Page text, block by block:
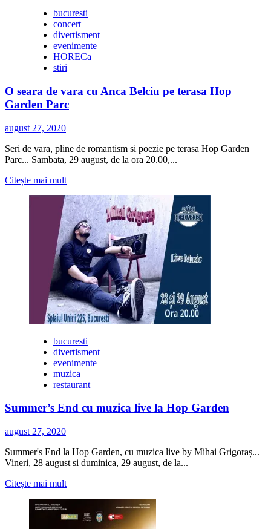
Grigoraș
la
Hop
Garden
Parc
bucuresti
concert
divertisment
evenimente
HORECa
stiri
O seara de vara cu Anca Belciu pe terasa Hop
Garden Parc
august 27, 2020
Seri de vara, pline de romantism si poezie pe terasa Hop Garden
Parc... Sambata, 29 august, de la ora 20.00,...
Citește mai multCitește
multe
despre
O
seara
de
vara
cu
Anca
Belciu
pe
terasa
Hop
Parc
bucuresti
divertisment
evenimente
muzica
restaurant
Summer’s End cu muzica live la Hop Garden
august 27, 2020
Summer's End la Hop Garden, cu muzica live by Mihai Grigoraș...
Vineri, 28 august si duminica, 29 august, de la...
Citește mai multCitește
despre
Summer’s